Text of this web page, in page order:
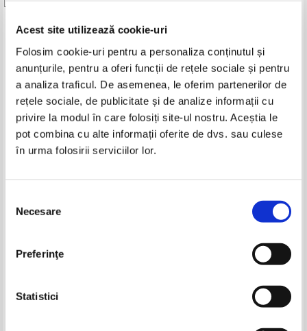
Acest site utilizează cookie-uri
Folosim cookie-uri pentru a personaliza conținutul și
anunțurile, pentru a oferi funcții de rețele sociale și pentru
a analiza traficul. De asemenea, le oferim partenerilor de
rețele sociale, de publicitate și de analize informații cu
privire la modul în care folosiți site-ul nostru. Aceștia le
pot combina cu alte informații oferite de dvs. sau culese
în urma folosirii serviciilor lor.
consimțământului
Necesare
Preferinţe
Statistici
Octavian Paler - Polemici cordiale
Octavian Paler - Polemici cordiale
(cu autograful autorului)
Produse din aceeasi categorie
-50%
la Sulmona la Tomis
-35%
Damian Stanoiu - Camere
-30%